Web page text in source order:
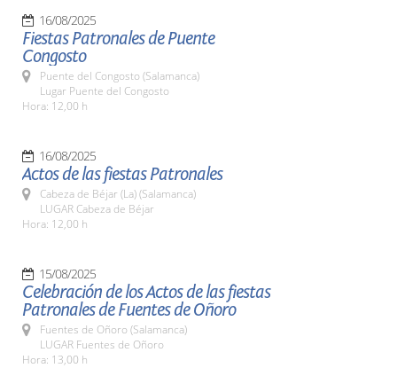
16/08/2025
Fiestas Patronales de Puente
Congosto
Puente del Congosto (Salamanca)
Lugar Puente del Congosto
Hora: 12,00 h
16/08/2025
Actos de las fiestas Patronales
Cabeza de Béjar (La) (Salamanca)
LUGAR Cabeza de Béjar
Hora: 12,00 h
15/08/2025
Celebración de los Actos de las fiestas
Patronales de Fuentes de Oñoro
Fuentes de Oñoro (Salamanca)
LUGAR Fuentes de Oñoro
Hora: 13,00 h